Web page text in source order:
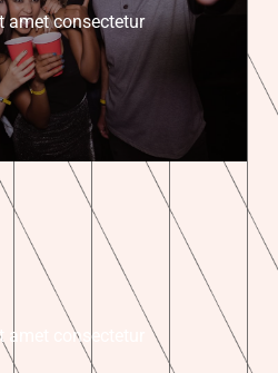
amet consectetur
consectetur